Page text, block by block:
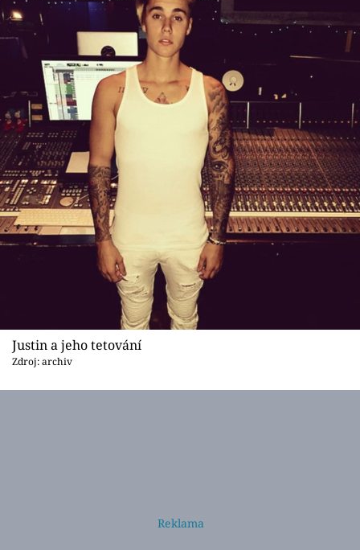
Justin a jeho tetování
Zdroj: archiv